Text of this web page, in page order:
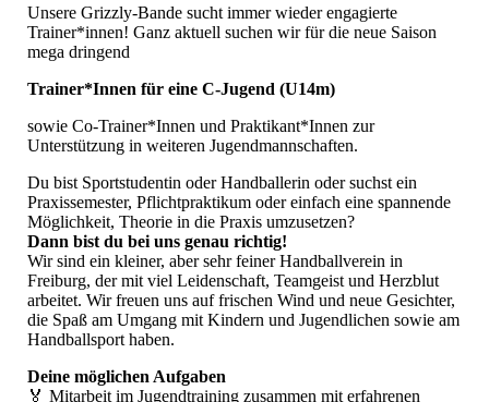
Unsere Grizzly-Bande sucht immer wieder engagierte
Trainer*innen! Ganz aktuell suchen wir für die neue Saison
mega dringend
Trainer*Innen für eine C-Jugend (U14m)
sowie Co-Trainer*Innen und Praktikant*Innen zur
Unterstützung in weiteren Jugendmannschaften.
Du bist Sportstudentin oder Handballerin oder suchst ein
Praxissemester, Pflichtpraktikum oder einfach eine spannende
Möglichkeit, Theorie in die Praxis umzusetzen?
Dann bist du bei uns genau richtig!
Wir sind ein kleiner, aber sehr feiner Handballverein in
Freiburg, der mit viel Leidenschaft, Teamgeist und Herzblut
arbeitet. Wir freuen uns auf frischen Wind und neue Gesichter,
die Spaß am Umgang mit Kindern und Jugendlichen sowie am
Handballsport haben.
Deine möglichen Aufgaben
🏅 Mitarbeit im Jugendtraining zusammen mit erfahrenen